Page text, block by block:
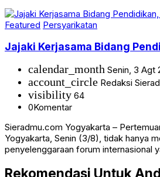
Featured Persyarikatan
Jajaki Kerjasama Bidang
calendar_month Senin, 3 Agt
account_circle Redaksi
visibility 64
0Komentar
Sieradmu.com Yogyakarta –
Yogyakarta, Senin (3/8), tidak hanya
penyelenggaraan forum internasional
Rekomendasi Untuk